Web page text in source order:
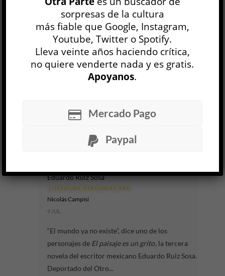
El ejército ciego
David Toscana
LITERATURA IBEROAMERICANA
Zyanya Dóniz Ibáñez
El ejército ciego, la novela más reciente del
menos que las historias...
Eduardo Ruiz Sosa
LITERATURA IBEROAMERICANA
Nicolás Campisi
9 JUL
“El mundo ya no existe”, dice uno de los
personajes de El paisaje es un grito, la tercera
novela del escritor mexicano Eduardo Ruiz Sosa.
Deportado del Otro...
sorpresas de la cultura
más fiable que Google, Instagram,
Youtube, Twitter o Spotify.
Lleva veinte años haciendo crítica,
no quiere venderte nada y es gratis.
Apoyanos.
Mercado Pago
Paypal